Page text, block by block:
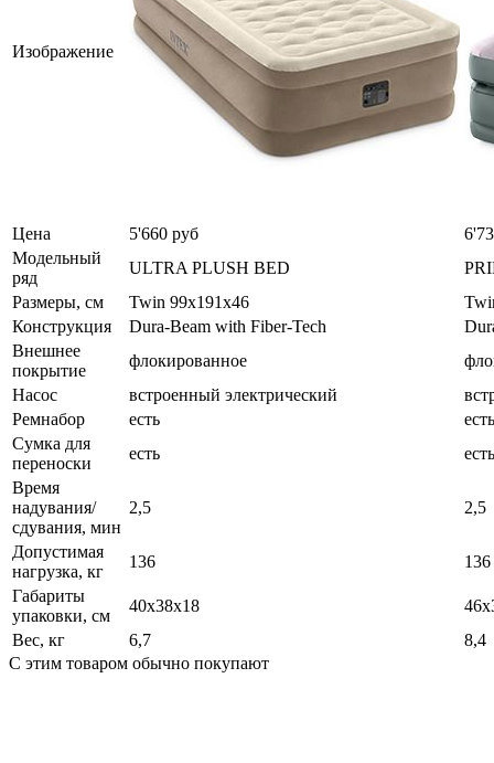
Изображение
Цена 5'660 руб
Модельный
ряд
ULTRA PLUSH BED
Размеры, см
Twin 99x191х46
Конструкция
Dura-Beam with Fiber-Tech
Внешнее
покрытие
флокированное
Насос
встроенный электрический
Ремнабор
есть
есть
Сумка для
переноски
есть
есть
Время
надувания/
сдувания, мин
2,5 2,5
Допустимая
нагрузка, кг
136
136
Габариты
упаковки, см
40х38х18
Вес, кг
6,7
8,4
С этим товаром обычно покупают